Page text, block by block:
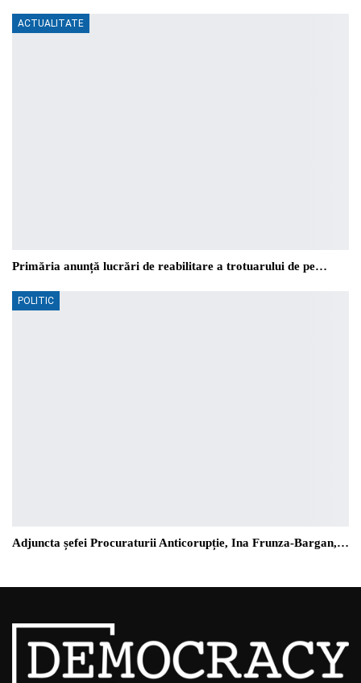
ACTUALITATE
Primăria anunță lucrări de reabilitare a trotuarului de pe…
POLITIC
Adjuncta șefei Procuraturii Anticorupție, Ina Frunza-Bargan,…